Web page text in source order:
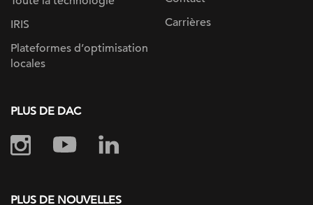
IRIS
Plateformes d’optimisation
locales
Carrières
PLUS DE DAC
PLUS DE NOUVELLES